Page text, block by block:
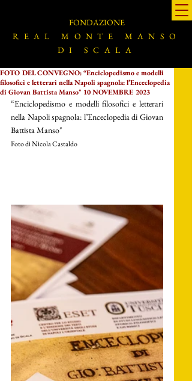
FONDAZIONE
REAL MONTE MANSO
DI SCALA
FOTO DEL CONVEGNO: “Enciclopedismo e modelli
filosofici e letterari nella Napoli spagnola: l’Enceclopedia
di Giovan Battista Manso" 10 NOVEMBRE 2023
“Enciclopedismo e modelli filosofici e letterari
nella Napoli spagnola: l’Enceclopedia di Giovan
Battista Manso"
Foto di Nicola Castaldo